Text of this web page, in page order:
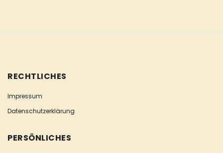
RECHTLICHES
Impressum
Datenschutzerklärung
PERSÖNLICHES